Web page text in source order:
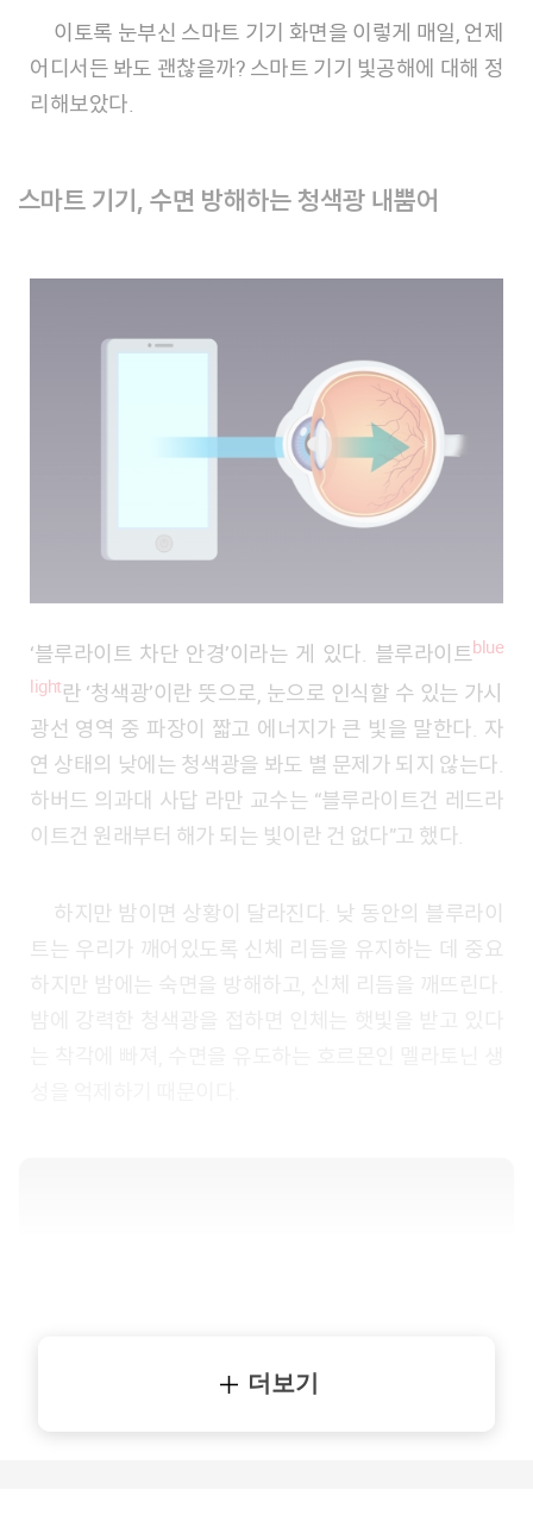
이토록 눈부신 스마트 기기 화면을 이렇게 매일, 언제
어디서든 봐도 괜찮을까? 스마트 기기 빛공해에 대해 정
리해보았다.
스마트 기기, 수면 방해하는 청색광 내뿜어
‘블루라이트 차단 안경’이라는 게 있다. 블루라이트blue
light란 ‘청색광’이란 뜻으로, 눈으로 인식할 수 있는 가시
광선 영역 중 파장이 짧고 에너지가 큰 빛을 말한다. 자
연 상태의 낮에는 청색광을 봐도 별 문제가 되지 않는다.
하버드 의과대 사답 라만 교수는 “블루라이트건 레드라
이트건 원래부터 해가 되는 빛이란 건 없다”고 했다.
하지만 밤이면 상황이 달라진다. 낮 동안의 블루라이
트는 우리가 깨어있도록 신체 리듬을 유지하는 데 중요
하지만 밤에는 숙면을 방해하고, 신체 리듬을 깨뜨린다.
더보기